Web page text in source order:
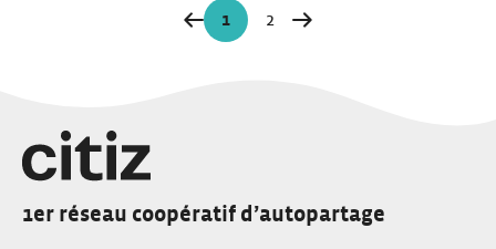
Navigation
articles
Page
1
Page
2
1er réseau coopératif d’autopartage